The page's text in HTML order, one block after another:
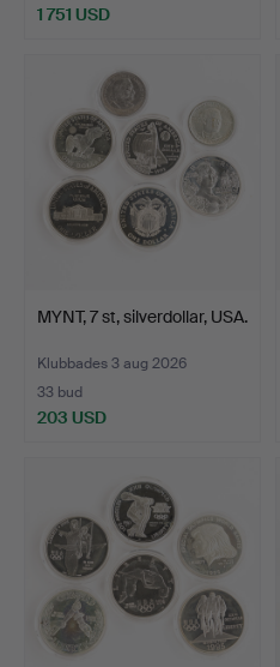
1 751 USD
MYNT, 7 st, silverdollar, USA.
Klubbades 3 aug 2026
33 bud
203 USD